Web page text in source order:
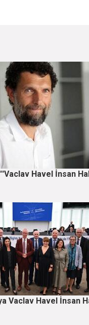
Havel İnsan
Vaclav Havel İnsan